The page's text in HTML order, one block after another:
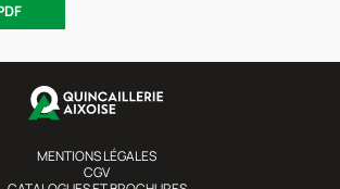
MENTIONS LÉGALES
CGV